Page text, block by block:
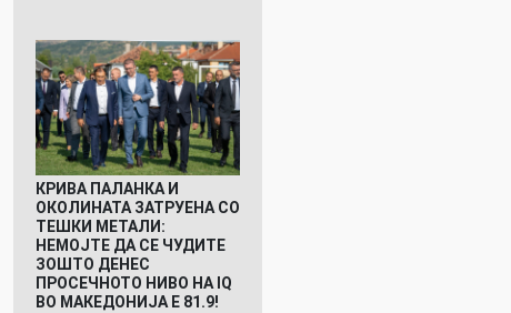
КРИВА ПАЛАНКА И
ОКОЛИНАТА ЗАТРУЕНА СО
ТЕШКИ МЕТАЛИ:
НЕМОЈТЕ ДА СЕ ЧУДИТЕ
ЗОШТО ДЕНЕС
ПРОСЕЧНОТО НИВО НА IQ
ВО МАКЕДОНИЈА Е 81.9!